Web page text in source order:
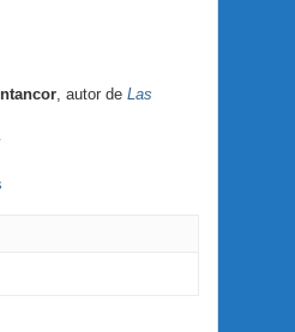
, autor de Las